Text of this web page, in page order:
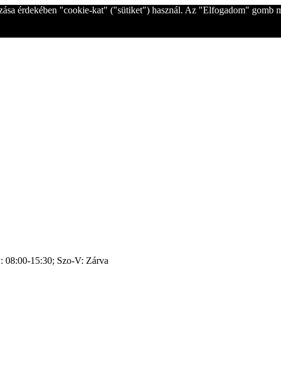
érdekében "cookie-kat" ("sütiket") használ. Az "Elfogadom" gomb
08:00-15:30; Szo-V: Zárva